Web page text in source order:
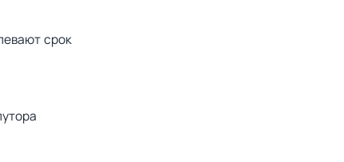
срок